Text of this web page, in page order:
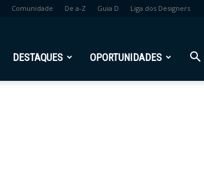
Comunidade De a-Z Guia D Liga dos Designers
DESTAQUES OPORTUNIDADES